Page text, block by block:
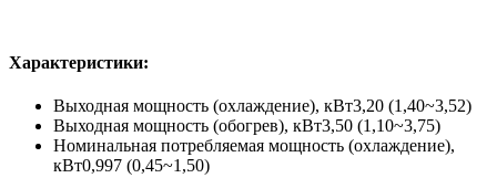
Характеристики:
Выходная мощность (охлаждение), кВт3,20 (1,40~3,52)
Выходная мощность (обогрев), кВт3,50 (1,10~3,75)
Номинальная потребляемая мощность (охлаждение),
кВт0,997 (0,45~1,50)